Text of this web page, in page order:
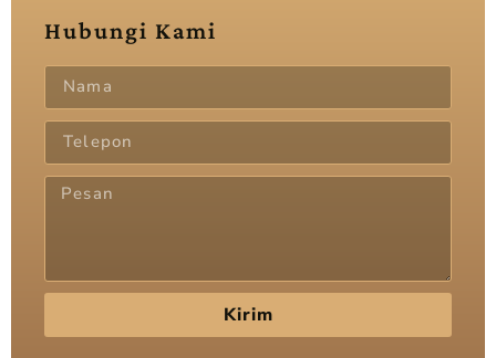
Hubungi Kami
Kirim